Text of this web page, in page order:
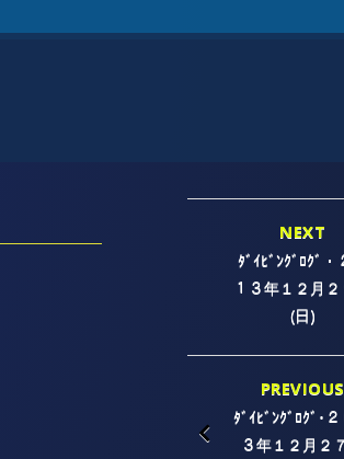
NEXT
ﾀﾞｲﾋﾞﾝｸﾞﾛｸﾞ・
１３年１２月２
(日)
PREVIOUS
ﾀﾞｲﾋﾞﾝｸﾞﾛｸﾞ･２
３年１２月２